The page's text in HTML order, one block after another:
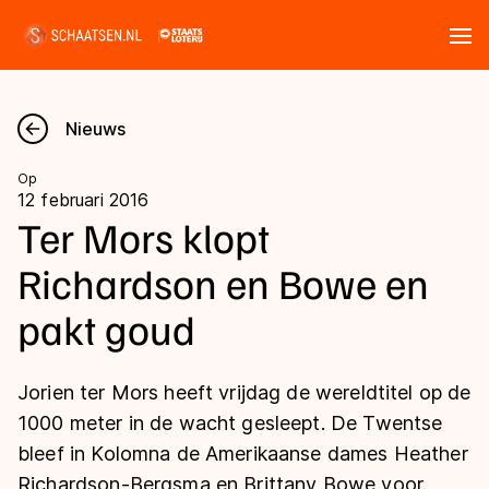
Nieuws
Kalender
Disciplines
Marathon
Inlineskaten
Uitslagen
Langebaan
Shorttrack
Marathon
Tijden & historie
Ranglijsten Langebaan
Nieuws
Op
12 februari 2016
Ter Mors klopt
Richardson en Bowe en
pakt goud
Jorien ter Mors heeft vrijdag de wereldtitel op de
1000 meter in de wacht gesleept. De Twentse
bleef in Kolomna de Amerikaanse dames Heather
Richardson-Bergsma en Brittany Bowe voor.